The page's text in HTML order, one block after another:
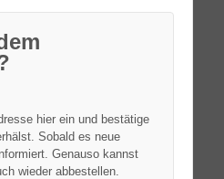
hier ein und bestätige
Sobald es neue
Genauso kannst
wieder abbestellen.